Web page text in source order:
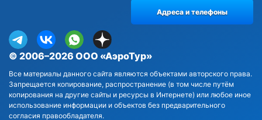
© 2006–2026 ООО «АэроТур»
Все материалы данного сайта являются объектами авторского права.
Запрещается копирование, распространение (в том числе путём
копирования на другие сайты и ресурсы в Интернете) или любое иное
использование информации и объектов без предварительного
согласия правообладателя.
Адреса и телефоны